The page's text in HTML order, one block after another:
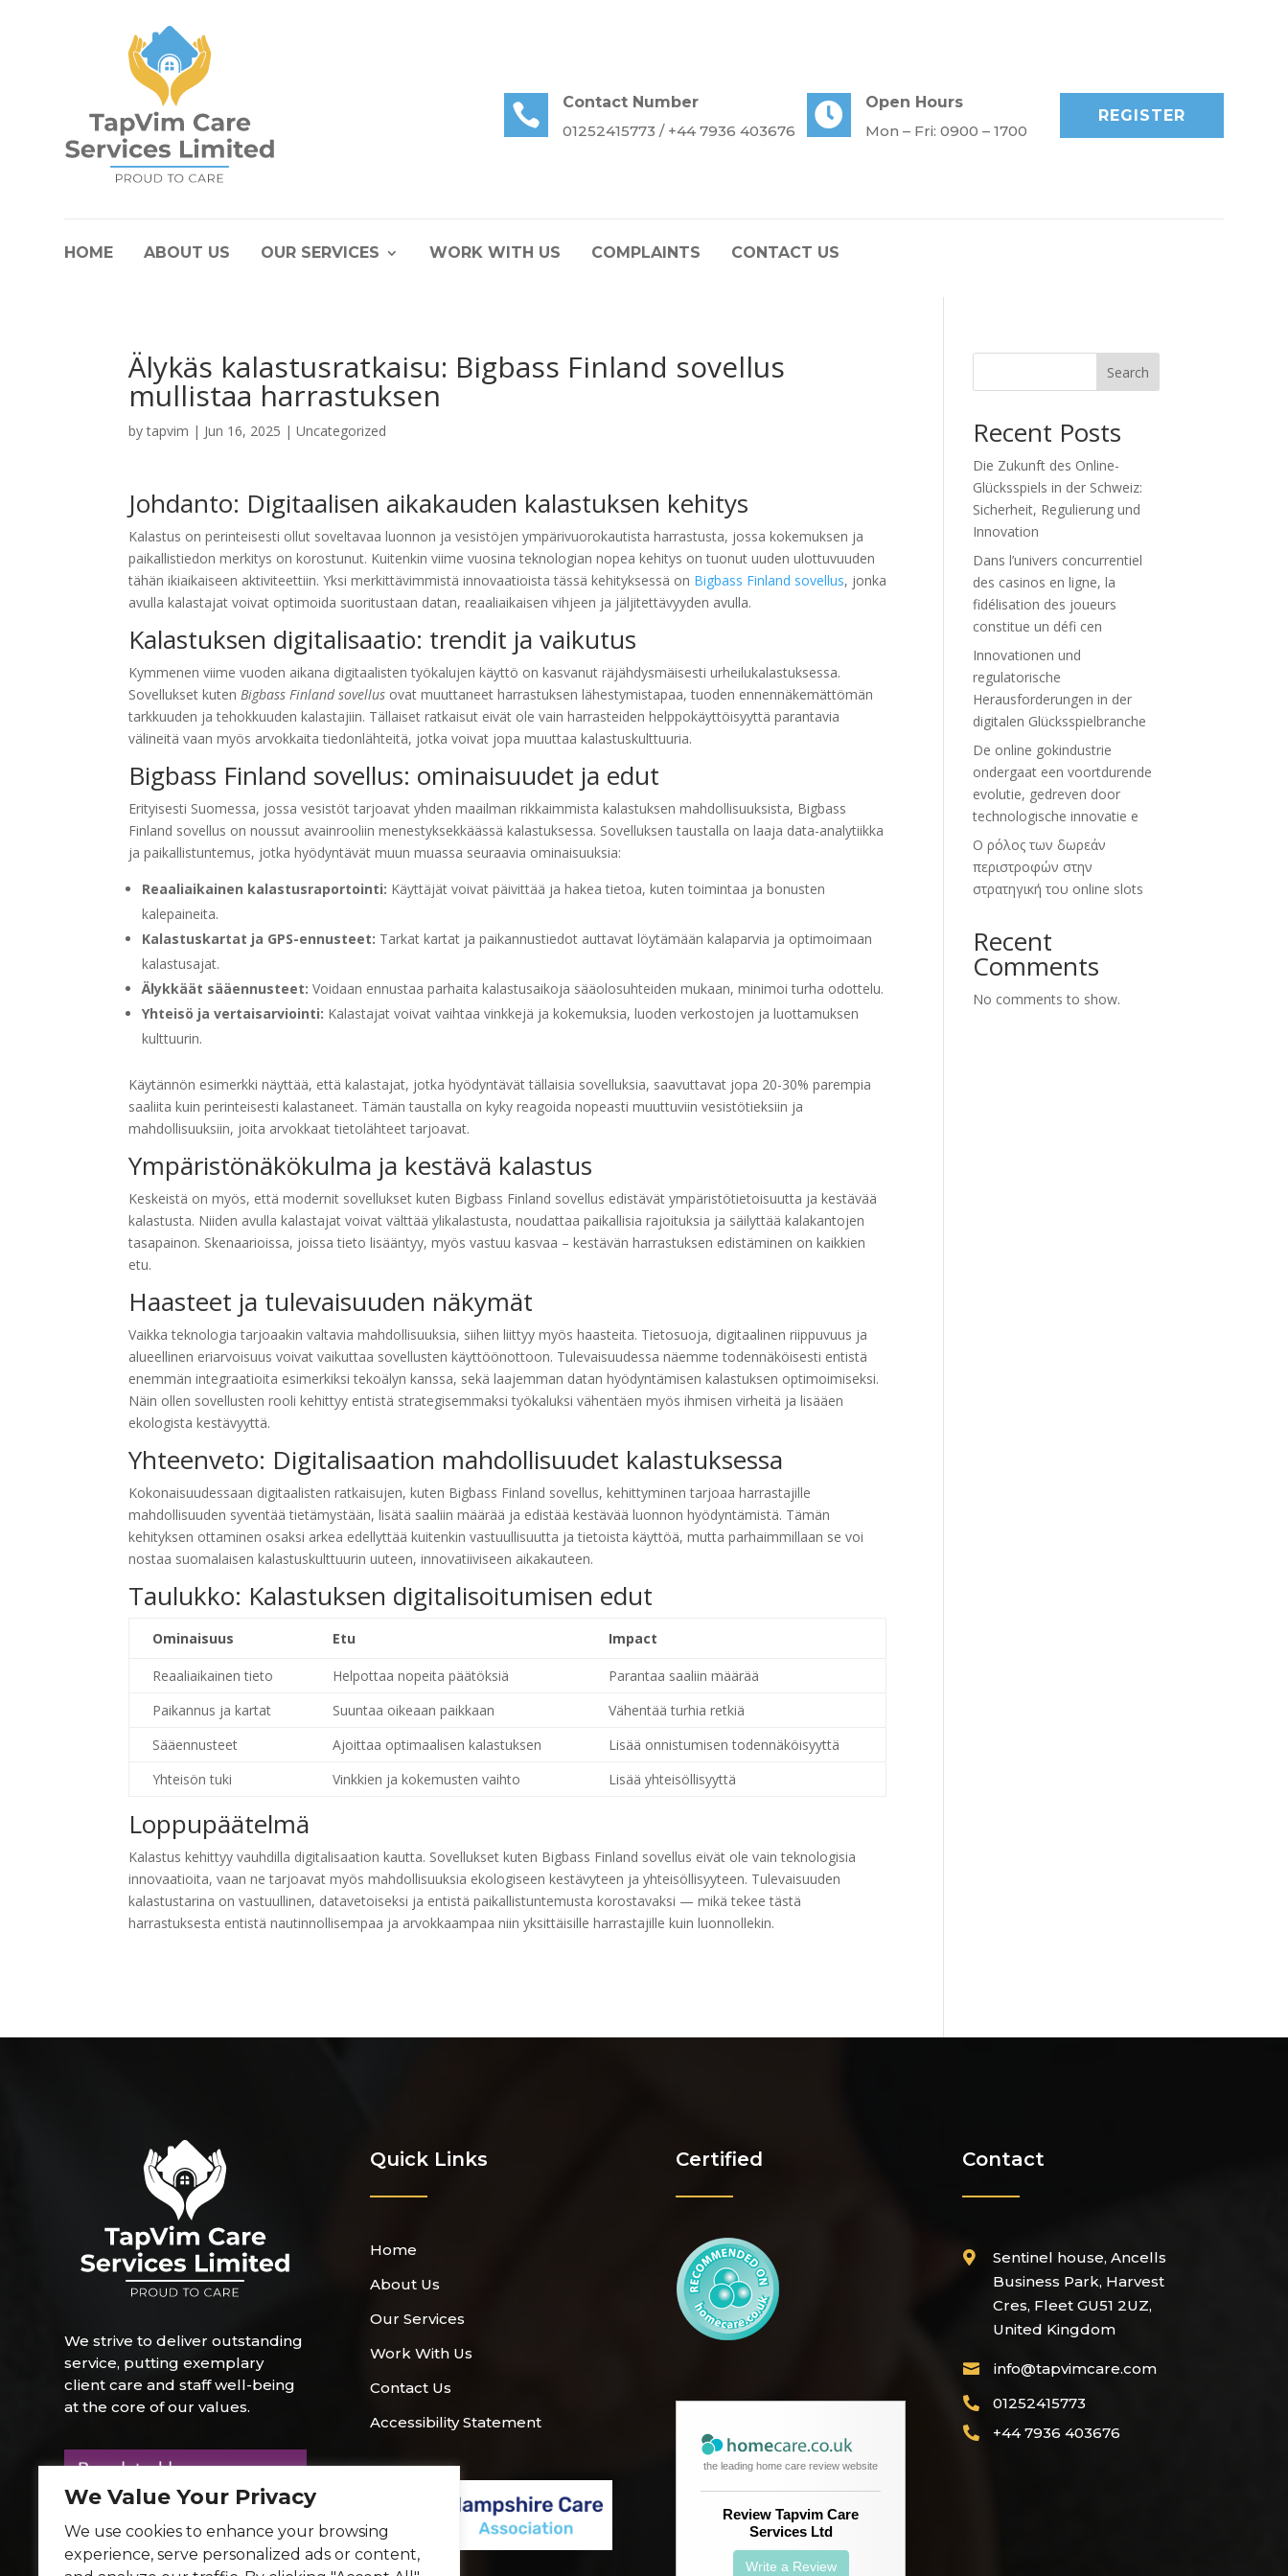
We Value Your Privacy
We use cookies to enhance your browsing
experience, serve personalized ads or content,

Contact Number
01252415773 / +44 7936 403676

Open Hours
Mon – Fri: 0900 – 1700
REGISTER
HOME ABOUT US OUR SERVICES WORK WITH US COMPLAINTS CONTACT US
Älykäs kalastusratkaisu: Bigbass Finland sovellus
mullistaa harrastuksen
bytapvim | Jun 16, 2025 |Uncategorized
Johdanto: Digitaalisen aikakauden kalastuksen kehitys
Kalastus on perinteisesti ollut soveltavaa luonnon ja vesistöjen ympärivuorokautista harrastusta, jossa kokemuksen ja
paikallistiedon merkitys on korostunut. Kuitenkin viime vuosina teknologian nopea kehitys on tuonut uuden ulottuvuuden
tähän ikiaikaiseen aktiviteettiin. Yksi merkittävimmistä innovaatioista tässä kehityksessä on Bigbass Finland sovellus, jonka
avulla kalastajat voivat optimoida suoritustaan datan, reaaliaikaisen vihjeen ja jäljitettävyyden avulla.
Kalastuksen digitalisaatio: trendit ja vaikutus
Kymmenen viime vuoden aikana digitaalisten työkalujen käyttö on kasvanut räjähdysmäisesti urheilukalastuksessa.
Sovellukset kutenBigbass Finland sovellus ovat muuttaneet harrastuksen lähestymistapaa, tuoden ennennäkemättömän
tarkkuuden ja tehokkuuden kalastajiin. Tällaiset ratkaisut eivät ole vain harrasteiden helppokäyttöisyyttä parantavia
välineitä vaan myös arvokkaita tiedonlähteitä, jotka voivat jopa muuttaa kalastuskulttuuria.
Bigbass Finland sovellus: ominaisuudet ja edut
Erityisesti Suomessa, jossa vesistöt tarjoavat yhden maailman rikkaimmista kalastuksen mahdollisuuksista, Bigbass
Finland sovellus on noussut avainrooliin menestyksekkäässä kalastuksessa. Sovelluksen taustalla on laaja data-analytiikka
ja paikallistuntemus, jotka hyödyntävät muun muassa seuraavia ominaisuuksia:
Reaaliaikainen kalastusraportointi: Käyttäjät voivat päivittää ja hakea tietoa, kuten toimintaa ja bonusten
kalepaineita.
Kalastuskartat ja GPS-ennusteet: Tarkat kartat ja paikannustiedot auttavat löytämään kalaparvia ja optimoimaan
kalastusajat.
Älykkäät sääennusteet: Voidaan ennustaa parhaita kalastusaikoja sääolosuhteiden mukaan, minimoi turha odottelu.
Yhteisö ja vertaisarviointi: Kalastajat voivat vaihtaa vinkkejä ja kokemuksia, luoden verkostojen ja luottamuksen
kulttuurin.
Käytännön esimerkki näyttää, että kalastajat, jotka hyödyntävät tällaisia sovelluksia, saavuttavat jopa 20-30% parempia
saaliita kuin perinteisesti kalastaneet. Tämän taustalla on kyky reagoida nopeasti muuttuviin vesistötieksiin ja
mahdollisuuksiin, joita arvokkaat tietolähteet tarjoavat.
Ympäristönäkökulma ja kestävä kalastus
Keskeistä on myös, että modernit sovellukset kuten Bigbass Finland sovellus edistävät ympäristötietoisuutta ja kestävää
kalastusta. Niiden avulla kalastajat voivat välttää ylikalastusta, noudattaa paikallisia rajoituksia ja säilyttää kalakantojen
tasapainon. Skenaarioissa, joissa tieto lisääntyy, myös vastuu kasvaa – kestävän harrastuksen edistäminen on kaikkien
etu.
Haasteet ja tulevaisuuden näkymät
Vaikka teknologia tarjoaakin valtavia mahdollisuuksia, siihen liittyy myös haasteita. Tietosuoja, digitaalinen riippuvuus ja
alueellinen eriarvoisuus voivat vaikuttaa sovellusten käyttöönottoon. Tulevaisuudessa näemme todennäköisesti entistä
enemmän integraatioita esimerkiksi tekoälyn kanssa, sekä laajemman datan hyödyntämisen kalastuksen optimoimiseksi.
Näin ollen sovellusten rooli kehittyy entistä strategisemmaksi työkaluksi vähentäen myös ihmisen virheitä ja lisääen
ekologista kestävyyttä.
Yhteenveto: Digitalisaation mahdollisuudet kalastuksessa
Kokonaisuudessaan digitaalisten ratkaisujen, kuten Bigbass Finland sovellus, kehittyminen tarjoaa harrastajille
mahdollisuuden syventää tietämystään, lisätä saaliin määrää ja edistää kestävää luonnon hyödyntämistä. Tämän
kehityksen ottaminen osaksi arkea edellyttää kuitenkin vastuullisuutta ja tietoista käyttöä, mutta parhaimmillaan se voi
nostaa suomalaisen kalastuskulttuurin uuteen, innovatiiviseen aikakauteen.
Taulukko: Kalastuksen digitalisoitumisen edut
Ominaisuus Etu Impact
Reaaliaikainen tieto Helpottaa nopeita päätöksiä
Parantaa saaliin määrää
Paikannus ja kartat
Suuntaa oikeaan paikkaan
Vähentää turhia retkiä
Sääennusteet
Ajoittaa optimaalisen kalastuksen
Lisää onnistumisen todennäköisyyttä
Yhteisön tuki
Vinkkien ja kokemusten vaihto Lisää yhteisöllisyyttä
Loppupäätelmä
Kalastus kehittyy vauhdilla digitalisaation kautta. Sovellukset kuten Bigbass Finland sovellus eivät ole vain teknologisia
innovaatioita, vaan ne tarjoavat myös mahdollisuuksia ekologiseen kestävyteen ja yhteisöllisyyteen. Tulevaisuuden
kalastustarina on vastuullinen, datavetoiseksi ja entistä paikallistuntemusta korostavaksi — mikä tekee tästä
harrastuksesta entistä nautinnollisempaa ja arvokkaampaa niin yksittäisille harrastajille kuin luonnollekin.
Search
Recent Posts
Die Zukunft des Online-
Glücksspiels in der Schweiz:
Sicherheit, Regulierung und
Innovation
Dans l’univers concurrentiel
des casinos en ligne, la
fidélisation des joueurs
constitue un défi cen
Innovationen und
regulatorische
Herausforderungen in der
digitalen Glücksspielbranche
De online gokindustrie
ondergaat een voortdurende
evolutie, gedreven door
technologische innovatie e
Ο ρόλος των δωρεάν
περιστροφών στην
στρατηγική του online slots
Recent
Comments
No comments to show.
We strive to deliver outstanding
service, putting exemplary
client care and staff well-being
at the core of our values.
Quick Links
Home
About Us
Our Services
Work With Us
Contact Us
Accessibility Statement
Certified
the leading home care review website
Review Tapvim Care
Services Ltd
Write a Review
Contact

Sentinel house, Ancells
Business Park, Harvest
Cres, Fleet GU51 2UZ,
United Kingdom
 info@tapvimcare.com
 01252415773
 +44 7936 403676